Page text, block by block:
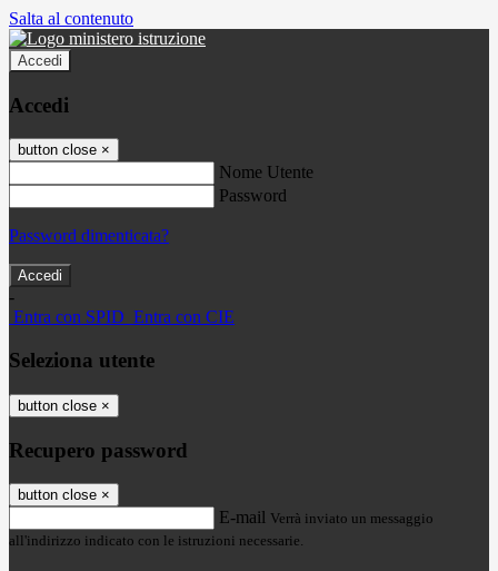
Salta al contenuto
Accedi
Accedi
button close ×
Nome Utente
Password
Password dimenticata?
-
Entra con SPID Entra con CIE
Seleziona utente
button close ×
Recupero password
button close ×
E-mail Verrà inviato un messaggio
all'indirizzo indicato con le istruzioni necessarie.